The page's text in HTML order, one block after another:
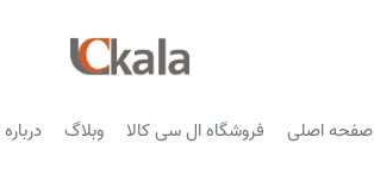
صفحه اصلی فروشگاه ال سی کالا وبلاگ